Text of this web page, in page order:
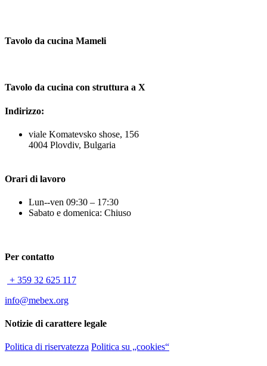
Tavolo da cucina Mameli
Tavolo da cucina con struttura a X
Indirizzo:
viale Komatevsko shose, 156
4004 Plovdiv, Bulgaria
Orari di lavoro
Lun--ven 09:30 – 17:30
Sabato e domenica: Chiuso
Per contatto
+ 359 32 625 117
info@mebex.org
Notizie di carattere legale
Politica di riservatezza Politica su „cookies“